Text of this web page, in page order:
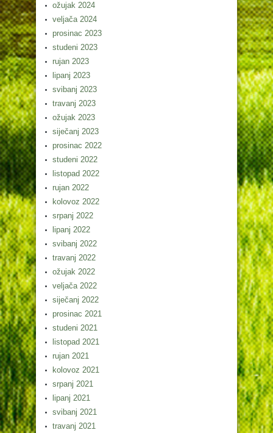
ožujak 2024
veljača 2024
prosinac 2023
studeni 2023
rujan 2023
lipanj 2023
svibanj 2023
travanj 2023
ožujak 2023
siječanj 2023
prosinac 2022
studeni 2022
listopad 2022
rujan 2022
kolovoz 2022
srpanj 2022
lipanj 2022
svibanj 2022
travanj 2022
ožujak 2022
veljača 2022
siječanj 2022
prosinac 2021
studeni 2021
listopad 2021
rujan 2021
kolovoz 2021
srpanj 2021
lipanj 2021
svibanj 2021
travanj 2021